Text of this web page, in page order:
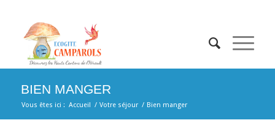
BIEN MANGER
Vous êtes ici : Accueil / Votre séjour / Bien manger